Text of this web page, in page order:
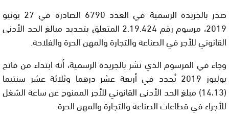
صدر بالجريدة الرسمية في العدد 6790 الصادرة في 27 يونيو
2019، مرسوم رقم 2.19.424 المتعلق بتحديد مبالغ الحد الأدنى
القانوني للأجر في الصناعة والتجارة والمهن الحرة والفلاحة.
وجاء في المرسوم الذي نشر بالجريدة الرسمية، أنه ابتداء من فاتح
يوليوز 2019 يُحدد في أربعة عشر درهما وثلاثة عشر سنتيما
(14،13) مبلغ الحد الأدنى القانوني للأجر الممنوح عن ساعة الشغل
للأجراء في قطاعات الصناعة والتجارة والمهن الحرة.